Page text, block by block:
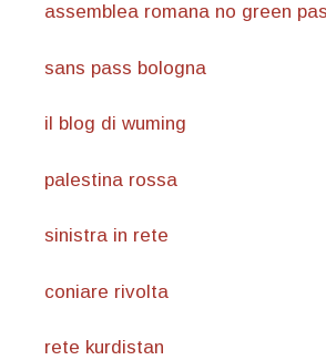
assemblea romana no green
sans pass bologna
il blog di wuming
palestina rossa
sinistra in rete
coniare rivolta
rete kurdistan